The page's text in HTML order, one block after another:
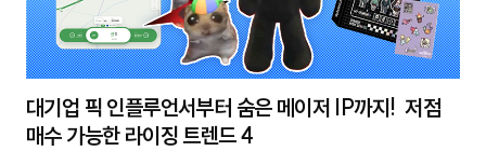
대기업 픽 인플루언서부터 숨은 메이저 IP까지! 저점
매수 가능한 라이징 트렌드 4